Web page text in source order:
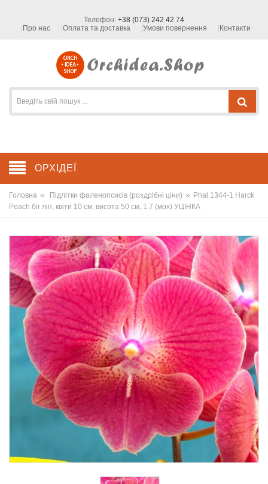
Телефон: +38 (073) 242 42 74
Про нас
Оплата та доставка Умови повернення Контакти
ОРХІДЕЇ
Головна » Підлітки фаленопсисів (роздрібні ціни) » Phal 1344-1 Harck
Peach біг ліп, квіти 10 см, висота 50 см, 1.7 (мох) УЦІНКА